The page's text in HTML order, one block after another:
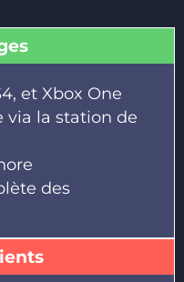
et Xbox One
via la station de
des